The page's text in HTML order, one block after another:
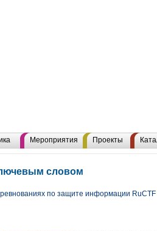
Мероприятия Проекты
словом
по защите информации RuCTF